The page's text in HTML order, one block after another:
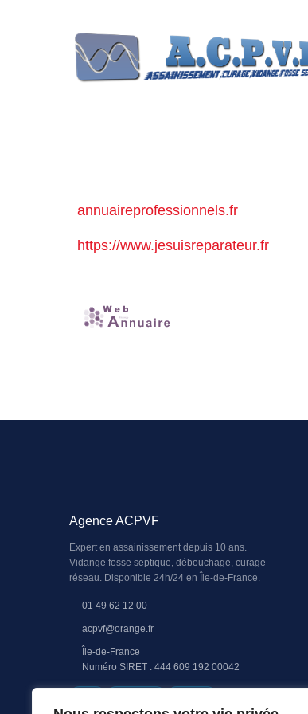
annuaireprofessionnels.fr
https://www.jesuisreparateur.fr
Agence ACPVF
Expert en assainissement depuis 10 ans.
Vidange fosse septique, débouchage, curage
réseau. Disponible 24h/24 en Île-de-France.
01 49 62 12 00
acpvf@orange.fr
Île-de-France
Numéro SIRET : 444 609 192 00042